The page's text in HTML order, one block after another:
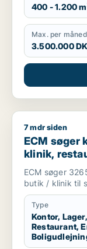
400 - 1.200 m
Max. per måned
3.500.000
ECM søger
7 mdr siden
ECM søger
klinik,
Kolding,
ECM søger
butik / klinik til
Type
Kontor,
Restaurant,